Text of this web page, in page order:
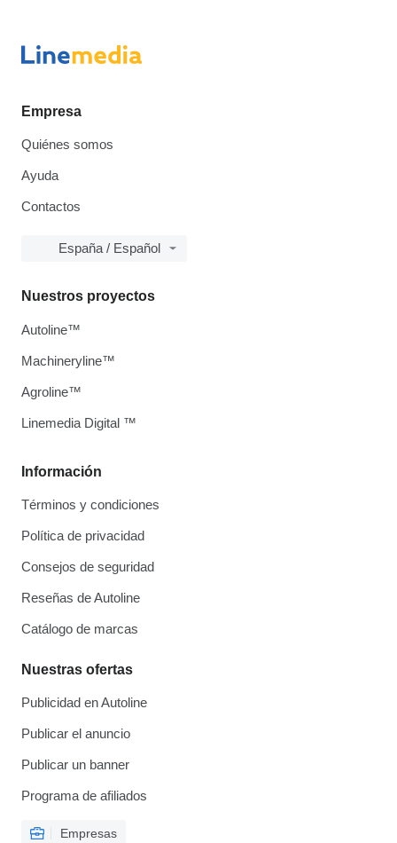
Empresa
Quiénes somos
Ayuda
Contactos
España / Español
Información
Términos y condiciones
Política de privacidad
Consejos de seguridad
Reseñas de Autoline
Catálogo de marcas
Nuestras ofertas
Publicidad en Autoline
Publicar el anuncio
Publicar un banner
Programa de afiliados
Empresas
Nuestros proyectos
Autoline™
Machineryline™
Agroline™
Linemedia Digital ™